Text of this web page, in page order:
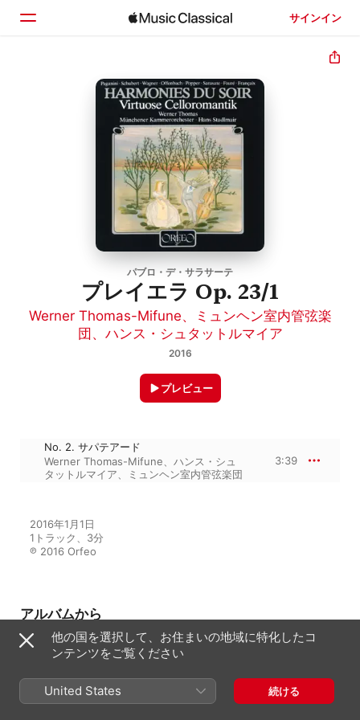
サインイン
パブロ・デ・サラサーテ
プレイエラ Op. 23/1
Werner Thomas-Mifune、
ミュンヘン室内管弦楽
団、 ハンス・シュタットルマイア
2016
プレビュー
No. 2. サパテアード
Werner Thomas-Mifune
ハンス・シュ
タットルマイア
ミュンヘン室内管弦楽団
3:39
2016年1月1日
1トラック、3分
℗ 2016 Orfeo
アルバムから
パー: チェロ作品集
Werner Thomas-Mifune
他の国を選択して、お住まいの地域に特化したコ
ンテンツをご覧ください
United States 続ける